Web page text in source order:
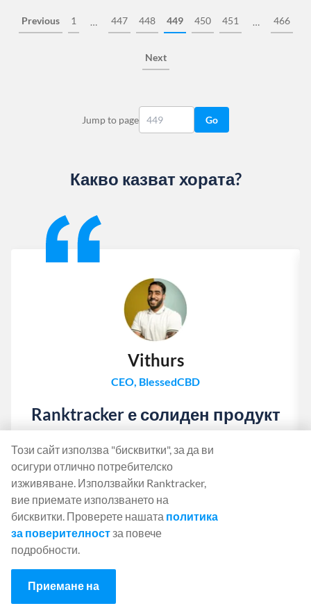
Previous 1 … 447 448 449 450 451 … 466
Next
Jump to page Go
Какво казват хората?
Vithurs
CEO, BlessedCBD
Ranktracker е солиден продукт
При наличието на толкова много инструменти за
проследяване на ранга, които се предлагат на
пазара днес, може да се окаже трудно да се
Ranktracker и обсъдих различните му функции с
Феликс, ми стана ясно, че имат солиден продукт. За
всички, които все още се съмняват, те предлагат 7-
Този сайт използва "бисквитки", за да ви
осигури отлично потребителско
изживяване. Използвайки Ranktracker,
вие приемате използването на
бисквитки. Проверете нашата политика
за поверителностза повече
подробности.
Приемане на